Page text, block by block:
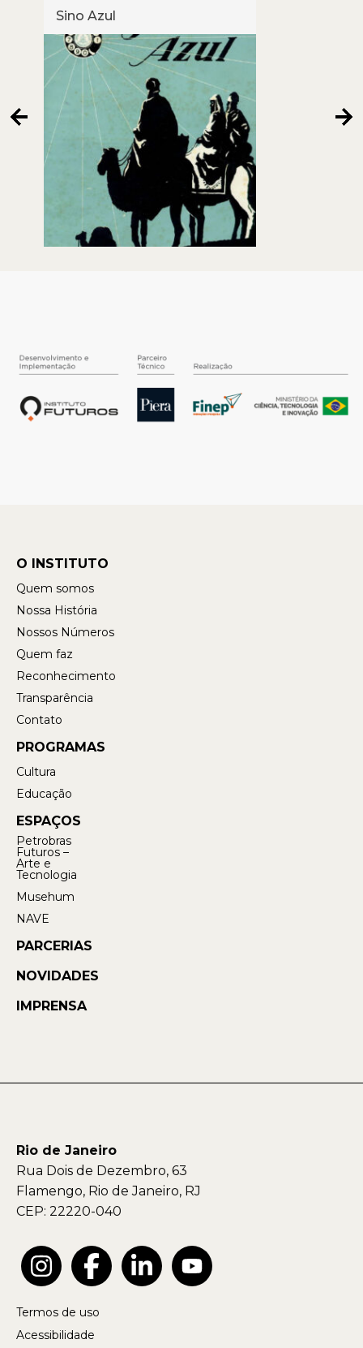
Sino Azul
O INSTITUTO
Quem somos
Nossa História
Nossos Números
Quem faz
Reconhecimento
Transparência
Contato
PROGRAMAS
Cultura
Educação
ESPAÇOS
Petrobras
Futuros –
Arte e
Tecnologia
Musehum
NAVE
PARCERIAS
NOVIDADES
IMPRENSA
Rio de Janeiro
Rua Dois de Dezembro, 63
Flamengo, Rio de Janeiro, RJ
CEP: 22220-040
Termos de uso
Acessibilidade